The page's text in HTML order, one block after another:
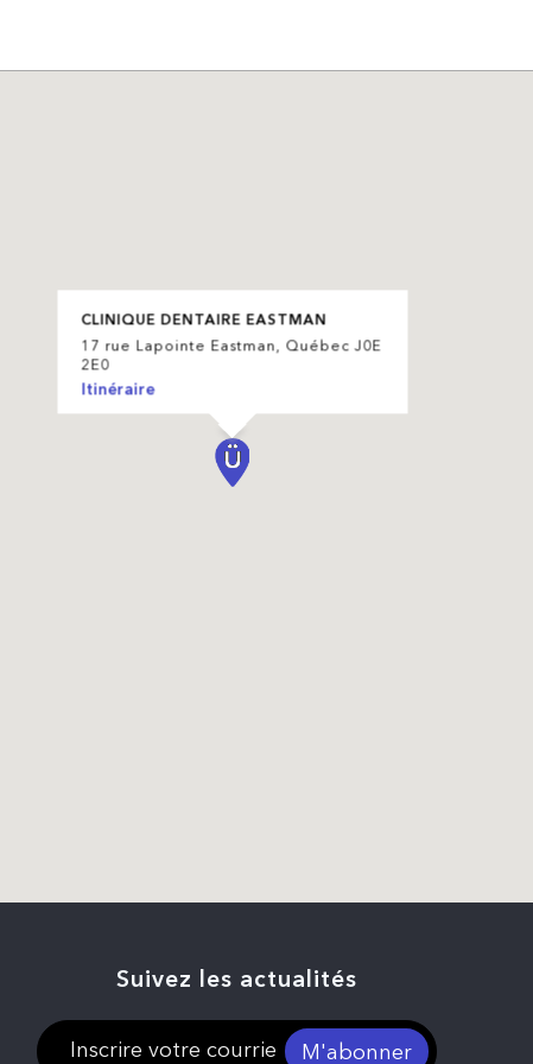
CLINIQUE DENTAIRE EASTMAN
17 rue Lapointe Eastman, Québec J0E
2E0
Itinéraire
Suivez les actualités
M'abonner